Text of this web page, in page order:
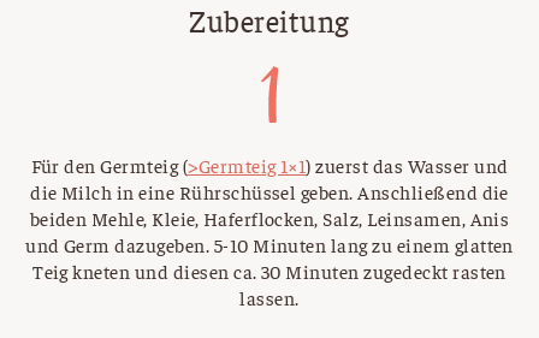
Zubereitung
Für den Germteig (>Germteig 1×1) zuerst das Wasser und
die Milch in eine Rührschüssel geben. Anschließend die
beiden Mehle, Kleie, Haferflocken, Salz, Leinsamen, Anis
und Germ dazugeben. 5-10 Minuten lang zu einem glatten
Teig kneten und diesen ca. 30 Minuten zugedeckt rasten
lassen.